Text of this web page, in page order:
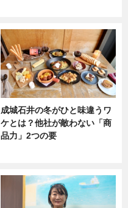
成城石井の冬がひと味違うワ
ケとは？他社が敵わない「商
品力」2つの要